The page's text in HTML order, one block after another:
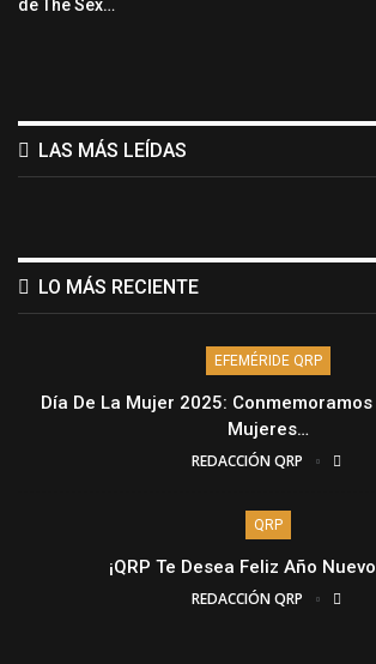
de The Sex…
LAS MÁS LEÍDAS
LO MÁS RECIENTE
EFEMÉRIDE QRP
Día De La Mujer 2025: Conmemoramos
Mujeres…
REDACCIÓN QRP
QRP
¡QRP Te Desea Feliz Año
REDACCIÓN QRP